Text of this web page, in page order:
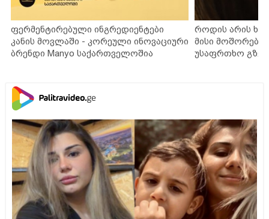
ფერმენტირებული ინგრედიენტები
კანის მოვლაში - კორეული ინოვაციური
ბრენდი Manyo საქართველოშია
როდის არის
მისი
უსაფრთხო